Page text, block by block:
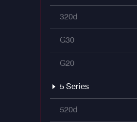
320d
G30
G20
5 Series
520d